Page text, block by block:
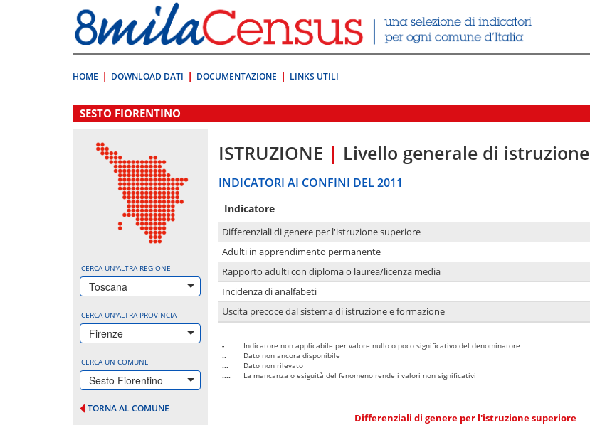
direttamente
a:
Contenuto
HOME DOWNLOAD DATI DOCUMENTAZIONE LINKS UTILI
.
SESTO FIORENTINO
CERCA UN'ALTRA REGIONE
Toscana
CERCA UN'ALTRA PROVINCIA
Firenze
CERCA UN COMUNE
Sesto Fiorentino
TORNA AL COMUNE
ISTRUZIONE | Livello generale di istruzione
INDICATORI AI CONFINI DEL 2011
Indicatore
Differenziali di genere per l'istruzione superiore
Adulti in apprendimento permanente
Rapporto adulti con diploma o laurea/licenza media
Incidenza di analfabeti
Uscita precoce dal sistema di istruzione e formazione
-
Indicatore non applicabile per valore nullo o poco significativo del denominatore
..
Dato non ancora disponibile
...
Dato non rilevato
....
La mancanza o esiguità del fenomeno rende i valori non significativi
Differenziali di genere per l'istruzione superiore